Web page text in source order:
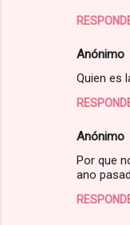
Anónimo
Quien es
Anónimo
Por que
ano